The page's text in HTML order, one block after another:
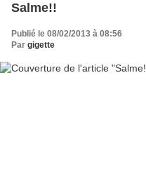
Salme!!
Publié le 08/02/2013 à 08:56
Par gigette